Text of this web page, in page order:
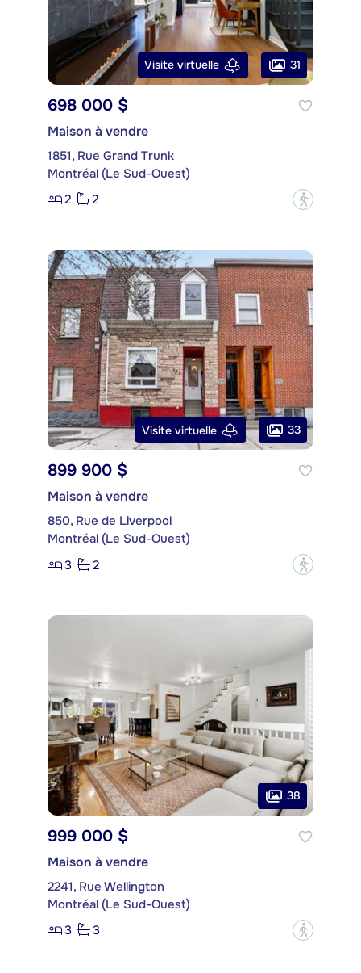
Visite virtuelle 31
698 000 $
Maison à vendre
1851, Rue Grand Trunk
Montréal (Le Sud-Ouest)
2
2 ?
Visite virtuelle 33
899 900 $
Maison à vendre
850, Rue de Liverpool
Montréal (Le Sud-Ouest)
3
2 ?
38
999 000 $
Maison à vendre
2241, Rue Wellington
Montréal (Le Sud-Ouest)
3
3 ?